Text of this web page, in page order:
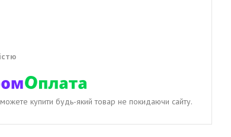
купити будь-який товар не покидаючи сайту.